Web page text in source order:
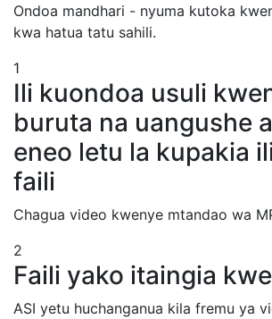
Ondoa mandhari - nyuma kutoka
kwa hatua tatu sahili.
1
Ili kuondoa usuli
buruta na uangushe
eneo letu la kupakia
faili
Chagua video kwenye mtandao wa
2
Faili yako itaingia
ASI yetu huchanganua kila fremu ya